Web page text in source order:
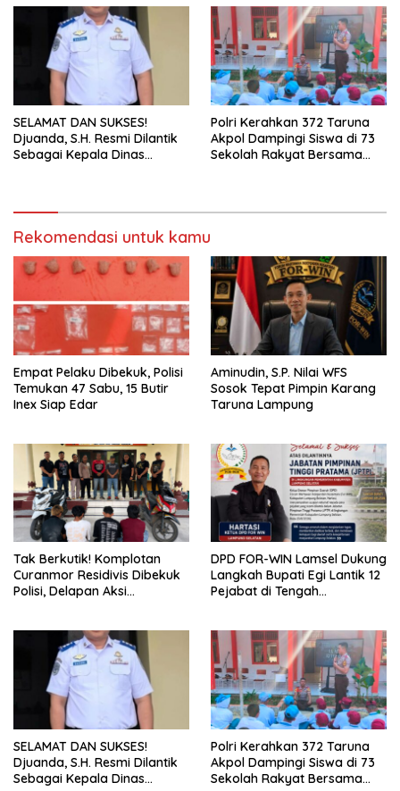
SELAMAT DAN SUKSES!
Djuanda, S.H. Resmi Dilantik
Sebagai Kepala Dinas
Polri Kerahkan 372 Taruna
Akpol Dampingi Siswa di 73
Sekolah Rakyat Bersama
Rekomendasi untuk kamu
Empat Pelaku Dibekuk, Polisi
Temukan 47 Sabu, 15 Butir
Inex Siap Edar
Aminudin, S.P. Nilai WFS
Sosok Tepat Pimpin Karang
Taruna Lampung
Tak Berkutik! Komplotan
Curanmor Residivis Dibekuk
Polisi, Delapan Aksi
DPD FOR-WIN Lamsel Dukung
Langkah Bupati Egi Lantik 12
Pejabat di Tengah
SELAMAT DAN SUKSES!
Djuanda, S.H. Resmi Dilantik
Sebagai Kepala Dinas
Polri Kerahkan 372 Taruna
Akpol Dampingi Siswa di 73
Sekolah Rakyat Bersama